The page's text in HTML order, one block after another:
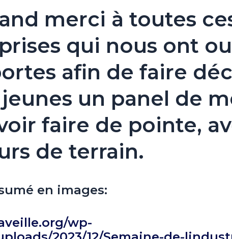
merci à toutes
qui nous ont
afin de faire
un panel de
faire de pointe,
de terrain.
en images:
wp-